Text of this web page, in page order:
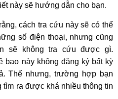
này sẽ hướng dẫn cho bạn.
cách tra cứu này sẽ có thể
số điện thoại, nhưng cũng
sẽ không tra cứu được gì.
bao này không đăng ký bất kỳ
Thế nhưng, trường hợp bạn
tìm ra được khá nhiều thông tin